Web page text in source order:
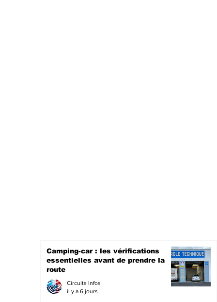
Camping-car : les vérifications
essentielles avant de prendre la
route
Circuits Infos
il y a 6 jours